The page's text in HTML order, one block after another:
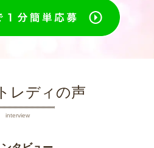
レディの声
interview